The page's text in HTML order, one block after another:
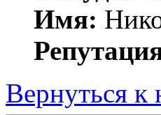
Имя:
Вернуться к